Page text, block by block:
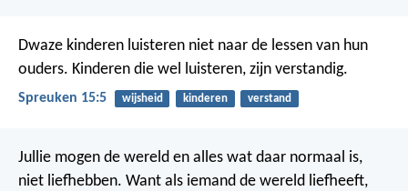
Dwaze kinderen luisteren niet naar de lessen van hun
ouders. Kinderen die wel luisteren, zijn verstandig.
Spreuken 15:5 wijsheid kinderen verstand
Jullie mogen de wereld en alles wat daar normaal is,
niet liefhebben. Want als iemand de wereld liefheeft,